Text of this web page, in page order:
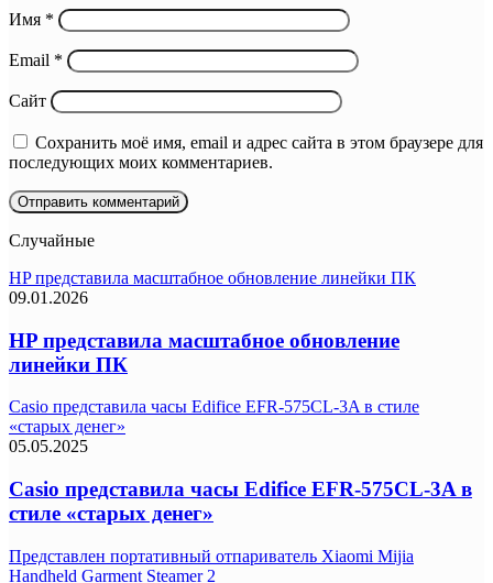
Имя *
Email *
Сайт
Сохранить моё имя, email и адрес сайта в этом браузере для
последующих моих комментариев.
Случайные
HP представила масштабное обновление линейки ПК
09.01.2026
HP представила масштабное обновление
линейки ПК
Casio представила часы Edifice EFR-575CL-3A в стиле
«старых денег»
05.05.2025
Casio представила часы Edifice EFR-575CL-3A в
стиле «старых денег»
Представлен портативный отпариватель Xiaomi Mijia
Handheld Garment Steamer 2